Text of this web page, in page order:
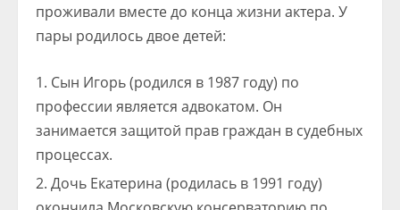
проживали вместе до конца жизни актера. У
пары родилось двое детей:
Сын Игорь (родился в 1987 году) по
профессии является адвокатом. Он
занимается защитой прав граждан в судебных
процессах.
Дочь Екатерина (родилась в 1991 году)